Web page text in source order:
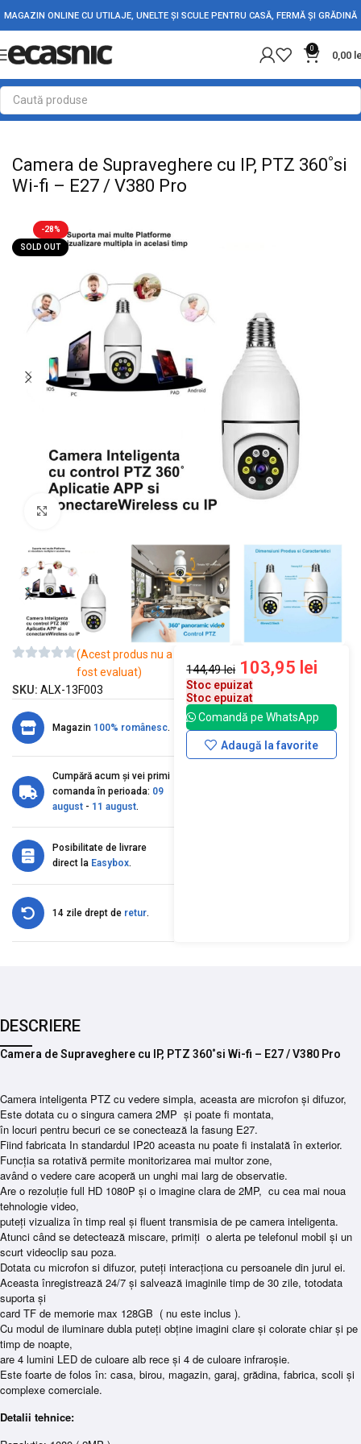
MAGAZIN ONLINE CU UTILAJE, UNELTE ȘI SCULE PENTRU CASĂ, FERMĂ ȘI GRĂDINĂ
0
0,00
Prima pagină Casă Electronice Camere de Supraveghere IP
Camera de Supraveghere cu IP, PTZ 360˚si
Wi-fi – E27 / V380 Pro
-28%
SOLD OUT
Mărește imaginea
(Acest produs nu a
fost evaluat)
SKU: ALX-13F003
Magazin 100% românesc.
Cumpără acum și vei primi
comanda în perioada: 09
august - 11 august.
Posibilitate de livrare
direct la Easybox.
14 zile drept de retur.
144,49lei 103,95 lei
Stoc epuizat
Stoc epuizat
Comandă pe WhatsApp
Adaugă la favorite
DESCRIERE
Camera de Supraveghere cu IP, PTZ 360˚si Wi-fi – E27 / V380 Pro
Camera inteligenta PTZ cu vedere simpla, aceasta are microfon și difuzor,
Este dotata cu o singura camera 2MP și poate fi montata,
în locuri pentru becuri ce se conectează la fasung E27.
Fiind fabricata In standardul IP20 aceasta nu poate fi instalată în exterior.
Funcția sa rotativă permite monitorizarea mai multor zone,
având o vedere care acoperă un unghi mai larg de observatie.
Are o rezoluție full HD 1080P și o imagine clara de 2MP, cu cea mai noua
tehnologie video,
puteți vizualiza în timp real și fluent transmisia de pe camera inteligenta.
Atunci când se detectează miscare, primiți o alerta pe telefonul mobil și un
scurt videoclip sau poza.
Dotata cu microfon si difuzor, puteți interacționa cu persoanele din jurul ei.
Aceasta înregistrează 24/7 și salvează imaginile timp de 30 zile, totodata
suporta și
card TF de memorie max 128GB ( nu este inclus ).
Cu modul de iluminare dubla puteți obține imagini clare și colorate chiar și pe
timp de noapte,
are 4 lumini LED de culoare alb rece și 4 de culoare infraroșie.
Este foarte de folos în: casa, birou, magazin, garaj, grădina, fabrica, scoli și
complexe comerciale.
Detalii tehnice: